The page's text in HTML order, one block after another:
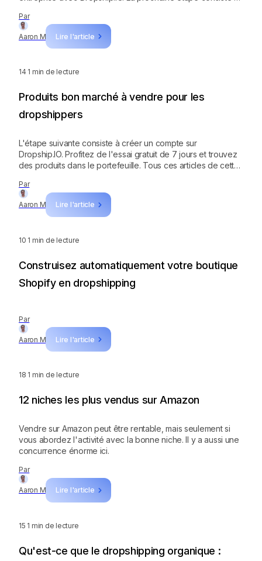
Par
Aaron M Lire l'article
Testez le programme et vous découvrirez non seulement
des produits gagnants, mais aussi les secrets des plus
grands dropshippers d'électronique au monde.
14 1 min de lecture
Par
Aaron M Lire l'article
Produits bon marché à vendre pour les
dropshippers
L'étape suivante consiste à créer un compte sur
Dropship.IO. Profitez de l'essai gratuit de 7 jours et trouvez
des produits dans le portefeuille. Tous ces articles de cette
ajoutés chaque semaine !
10 1 min de lecture
Par
Aaron M Lire l'article
Construisez automatiquement votre boutique
Shopify en dropshipping
18 1 min de lecture
Par
Aaron M Lire l'article
12 niches les plus vendus sur Amazon
Vendre sur Amazon peut être rentable, mais seulement si
vous abordez l'activité avec la bonne niche. Il y a aussi une
concurrence énorme ici.‍
15 1 min de lecture
Qu'est-ce que le dropshipping organique :